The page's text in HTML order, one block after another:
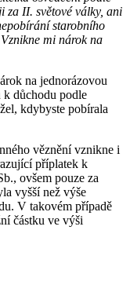
za II. světové války, ani
starobního
mi nárok na
na jednorázovou
k důchodu podle
kdybyste pobírala
věznění vznikne i
příplatek k
ovšem pouze za
vyšší než výše
V takovém případě
částku ve výši